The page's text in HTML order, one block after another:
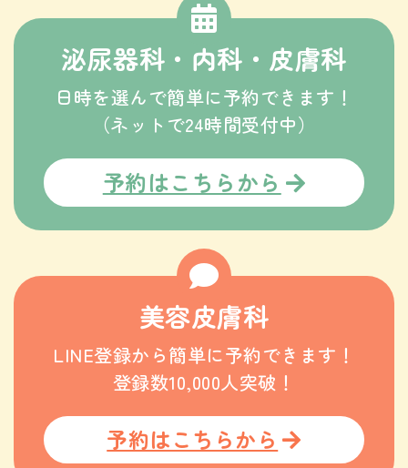
泌尿器科・内科・皮膚科
日時を選んで簡単に予約できます！
（ネットで24時間受付中）
予約はこちらから
美容皮膚科
LINE登録から簡単に予約できます！
登録数10,000人突破！
予約はこちらから